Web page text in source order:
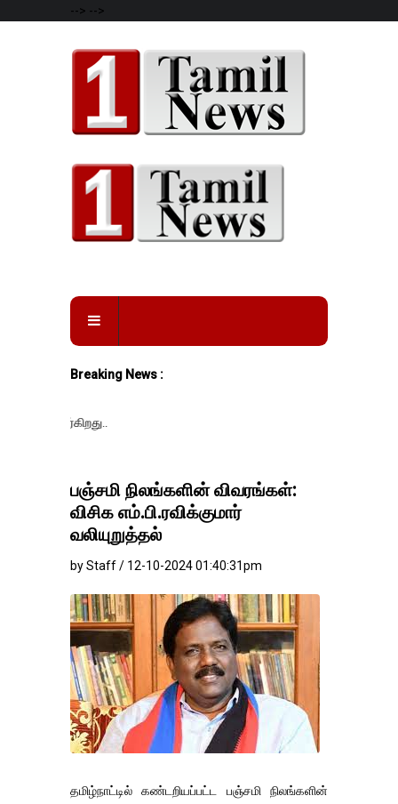
--> -->
Breaking News :
பஞ்சமி நிலங்களின் விவரங்கள்:
விசிக எம்.பி.ரவிக்குமார்
வலியுறுத்தல்
by Staff / 12-10-2024 01:40:31pm
தமிழ்நாட்டில் கண்டறியப்பட்ட பஞ்சமி நிலங்களின்